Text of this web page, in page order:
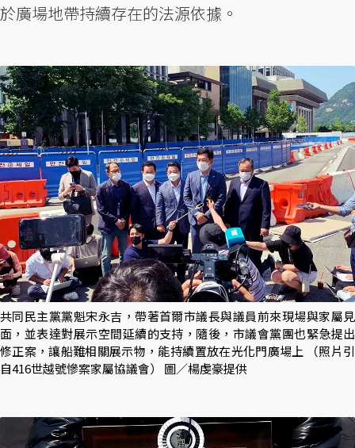
於廣場地帶持續存在的法源依據。
共同民主黨黨魁宋永吉，帶著首爾市議長與議員前來現場與家屬見
面，並表達對展示空間延續的支持，隨後，市議會黨團也緊急提出
修正案，讓船難相關展示物，能持續置放在光化門廣場上 （照片引
自416世越號慘案家屬協議會） 圖／楊虔豪提供